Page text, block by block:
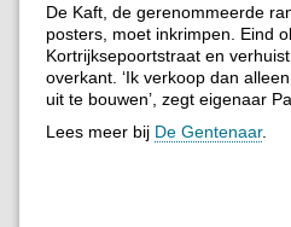
De Kaft, de gerenommeerde
posters, moet inkrimpen. Eind
Kortrijksepoortstraat en
overkant. ‘Ik verkoop dan
uit te bouwen’, zegt eigenaar
Lees meer bij De Gentenaar.